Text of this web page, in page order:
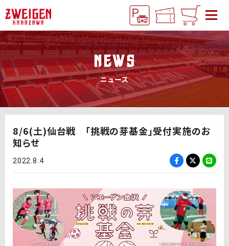
NEWS
ニュース
8/6(土)仙台戦 「挑戦の芽基金」受付実施のお
知らせ
2022.8.4